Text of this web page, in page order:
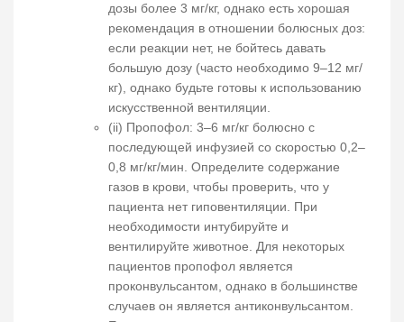
дозы более 3 мг/кг, однако есть хорошая
рекомендация в отношении болюсных доз:
если реакции нет, не бойтесь давать
большую дозу (часто необходимо 9–12 мг/
кг), однако будьте готовы к использованию
искусственной вентиляции.
(ii) Пропофол: 3–6 мг/кг болюсно с
последующей инфузией со скоростью 0,2–
0,8 мг/кг/мин. Определите содержание
газов в крови, чтобы проверить, что у
пациента нет гиповентиляции. При
необходимости интубируйте и
вентилируйте животное. Для некоторых
пациентов пропофол является
проконвульсантом, однако в большинстве
случаев он является антиконвульсантом.